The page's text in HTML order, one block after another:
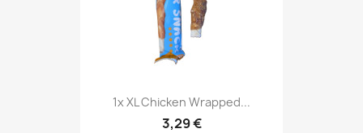
1x XL Chicken Wrapped...
3,29 €